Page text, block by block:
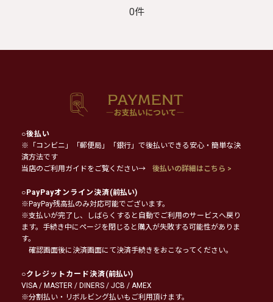
0件
○後払い
※「コンビニ」「郵便局」「銀行」で後払いできる安心・簡単な決
済方法です
当店のご利用ガイドをご覧ください→
後払いの詳細はこちら >
○PayPayオンライン決済(前払い)
※PayPay残高払のみ対応可能でございます。
※支払いが完了し、しばらくすると自動でご利用のサービスへ戻り
ます。手続き中にページを閉じると購入が失敗する可能性がありま
す。
確認画面後に決済画面にて決済手続きをおこなってください。
○クレジットカード決済(前払い)
VISA / MASTER / DINERS / JCB / AMEX
※分割払い・リボルビング払いもご利用頂けます。